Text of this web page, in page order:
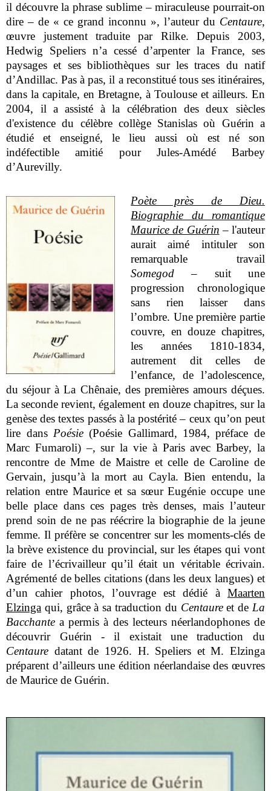
il découvre la phrase sublime – miraculeuse pourrait-on
dire – de « ce grand inconnu », l’auteur du Centaure,
œuvre justement traduite par Rilke. Depuis 2003,
Hedwig Speliers n’a cessé d’arpenter la France, ses
paysages et ses bibliothèques sur les traces du natif
d’Andillac. Pas à pas, il a reconstitué tous ses itinéraires,
dans la capitale, en Bretagne, à Toulouse et ailleurs. En
2004, il a assisté à la célébration des deux siècles
d'existence du célèbre collège Stanislas où Guérin a
étudié et enseigné, le lieu aussi où est né son
indéfectible amitié pour Jules-Amédé Barbey
d’Aurevilly.
Poète près de Dieu.
Biographie du romantique
Maurice de Guérin – l'auteur
aurait aimé intituler son
remarquable travail
Somegod – suit une
progression chronologique
sans rien laisser dans
l’ombre. Une première partie
couvre, en douze chapitres,
les années 1810-1834,
autrement dit celles de
l’enfance, de l’adolescence,
du séjour à La Chênaie, des premières amours déçues.
La seconde revient, également en douze chapitres, sur la
genèse des textes passés à la postérité – ceux qu’on peut
lire dans Poésie(Poésie Gallimard, 1984, préface de
Marc Fumaroli) –, sur la vie à Paris avec Barbey, la
rencontre de Mme de Maistre et celle de Caroline de
Gervain, jusqu’à la mort au Cayla. Bien entendu, la
relation entre Maurice et sa sœur Eugénie occupe une
belle place dans ces pages très denses, mais l’auteur
prend soin de ne pas réécrire la biographie de la jeune
femme. Il préfère se concentrer sur les moments-clés de
la brève existence du provincial, sur les étapes qui vont
faire de l’écrivailleur qu’il était un véritable écrivain.
Agrémenté de belles citations (dans les deux langues) et
d’un cahier photos, l’ouvrage est dédié à Maarten
Elzinga qui, grâce à sa traduction du Centaureet de La
Bacchante a permis à des lecteurs néerlandophones de
découvrir Guérin - il existait une traduction du
Centaure datant de 1926. H. Speliers et M. Elzinga
préparent d’ailleurs une édition néerlandaise des œuvres
de Maurice de Guérin.